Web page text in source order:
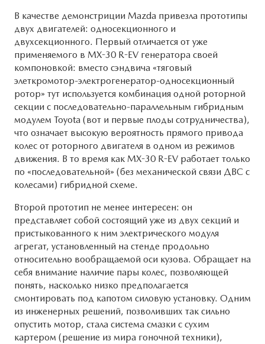
В качестве демонстриции Mazda привезла прототипы
двух двигателей: односекционного и
двухсекционного. Первый отличается от уже
применяемого в MX-30 R-EV генератора своей
компоновкой: вместо сэндвича «тяговый
элеткромотор-электрогенератор-односекционный
ротор» тут используется комбинация одной роторной
секции с последовательно-параллельным гибридным
модулем Toyota (вот и первые плоды сотрудничества),
что означает высокую вероятность прямого привода
колес от роторного двигателя в одном из режимов
движения. В то время как MX-30 R-EV работает только
по «последовательной» (без механической связи ДВС с
колесами) гибридной схеме.
Второй прототип не менее интересен: он
представляет собой состоящий уже из двух секций и
пристыкованного к ним электрического модуля
агрегат, установленный на стенде продольно
относительно вообращаемой оси кузова. Обращает на
себя внимание наличие пары колес, позволяющей
понять, насколько низко предполагается
смонтировать под капотом силовую установку. Одним
из инженерных решений, позволивших так сильно
опустить мотор, стала система смазки с сухим
картером (решение из мира гоночной техники),